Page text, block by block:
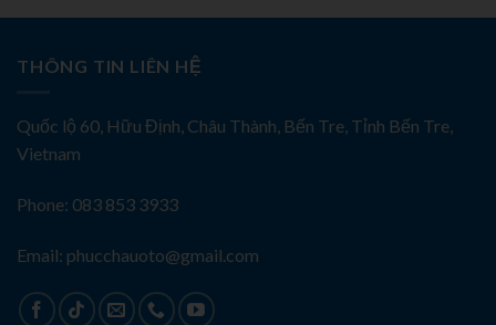
THÔNG TIN LIÊN HỆ
Quốc lộ 60, Hữu Định, Châu Thành, Bến Tre, Tỉnh Bến Tre,
Vietnam
Phone: 083 853 3933
Email: phucchauoto@gmail.com